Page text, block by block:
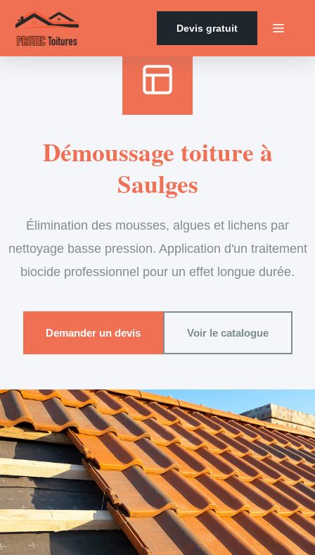
Devis gratuit
Démoussage toiture à
Saulges
Élimination des mousses, algues et lichens par
nettoyage basse pression. Application d'un traitement
biocide professionnel pour un effet longue durée.
Demander un devis Voir le catalogue